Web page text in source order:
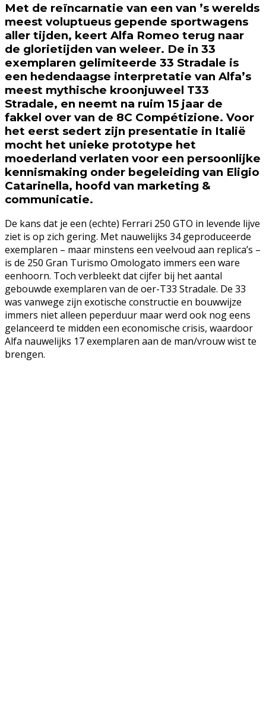
Met de reïncarnatie van een van ’s werelds
meest voluptueus gepende sportwagens
aller tijden, keert Alfa Romeo terug naar
de glorietijden van weleer. De in 33
exemplaren gelimiteerde 33 Stradale is
een hedendaagse interpretatie van Alfa’s
meest mythische kroonjuweel T33
Stradale, en neemt na ruim 15 jaar de
fakkel over van de 8C Compétizione. Voor
het eerst sedert zijn presentatie in Italië
mocht het unieke prototype het
moederland verlaten voor een persoonlijke
kennismaking onder begeleiding van Eligio
Catarinella, hoofd van marketing &
communicatie.
De kans dat je een (echte) Ferrari 250 GTO in levende lijve
ziet is op zich gering. Met nauwelijks 34 geproduceerde
exemplaren – maar minstens een veelvoud aan replica’s –
is de 250 Gran Turismo Omologato immers een ware
eenhoorn. Toch verbleekt dat cijfer bij het aantal
gebouwde exemplaren van de oer-T33 Stradale. De 33
was vanwege zijn exotische constructie en bouwwijze
immers niet alleen peperduur maar werd ook nog eens
gelanceerd te midden een economische crisis, waardoor
Alfa nauwelijks 17 exemplaren aan de man/vrouw wist te
brengen.